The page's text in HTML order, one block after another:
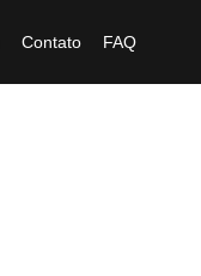
Contato FAQ